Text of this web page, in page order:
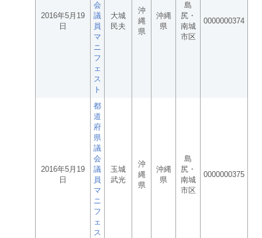
2016年5月19
日
会
議
員
マ
ニ
フ
ェ
ス
ト
大城
民夫
沖
縄
県
沖縄
県
島
尻・
南城
市区
0000000374
2016年5月19
日
都
道
府
県
議
会
議
員
マ
ニ
フ
ェ
ス
玉城
武光
沖
縄
県
沖縄
県
島
尻・
南城
市区
0000000375